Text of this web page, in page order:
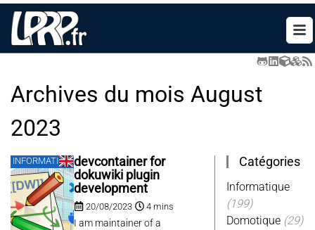
Archives du mois August
2023
INFORMATIQUEdevcontainer for
dokuwiki plugin
development
20/08/2023 4 mins
I am maintainer of a
Catégories
Informatique
(199)
Domotique (29)